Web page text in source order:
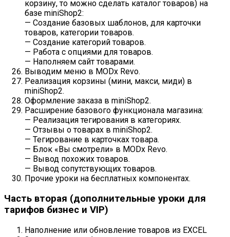
корзину, то можно сделать каталог товаров) на
базе miniShop2:
— Создание базовых шаблонов, для карточки
товаров, категории товаров.
— Создание категорий товаров.
— Работа с опциями для товаров.
— Наполняем сайт товарами.
Выводим меню в MODx Revo.
Реализация корзины (мини, макси, миди) в
miniShop2.
Оформление заказа в miniShop2.
Расширение базового функционала магазина:
— Реализация тегирования в категориях.
— Отзывы о товарах в miniShop2.
— Тегирование в карточках товара.
— Блок «Вы смотрели» в MODx Revo.
— Вывод похожих товаров.
— Вывод сопутствующих товаров.
Прочие уроки на бесплатных компонентах.
Часть вторая (дополнительные уроки для
тарифов бизнес и VIP)
Наполнение или обновление товаров из EXCEL